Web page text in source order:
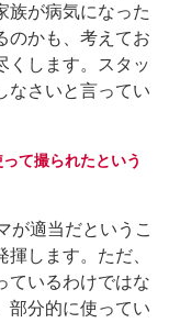
族が病気になった
のかも、考えてお
くします。スタッ
なさいと言ってい
て撮られたという
が適当だというこ
します。ただ、
ているわけではな
部分的に使ってい